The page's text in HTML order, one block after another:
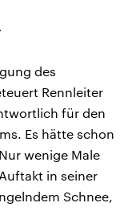
des
Rennleiter
für den
Es hätte schon
wenige Male
in seiner
Schnee,